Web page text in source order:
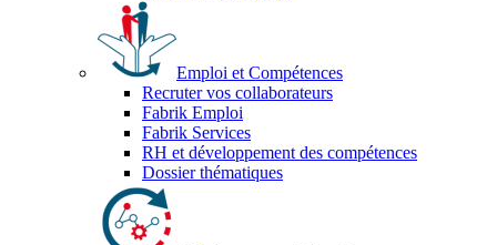
Emploi et Compétences
Recruter vos collaborateurs
Fabrik Emploi
Fabrik Services
RH et développement des compétences
Dossier thématiques